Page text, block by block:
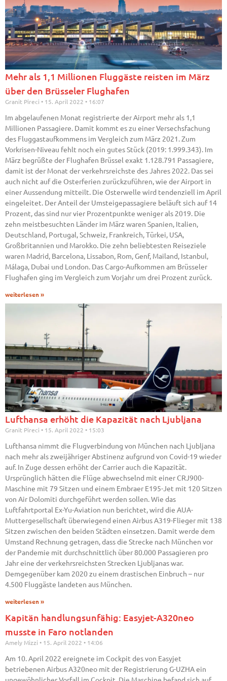
Mehr als 1,1 Millionen Fluggäste reisten im März
über den Brüsseler Flughafen
Granit Pireci 15. April 2022 16:07
Im abgelaufenen Monat registrierte der Airport mehr als 1,1
Millionen Passagiere. Damit kommt es zu einer Versechsfachung
des Fluggastaufkommens im Vergleich zum März 2021. Zum
Vorkrisen-Niveau fehlt noch ein gutes Stück (2019: 1.999.343). Im
März begrüßte der Flughafen Brüssel exakt 1.128.791 Passagiere,
damit ist der Monat der verkehrsreichste des Jahres 2022. Das sei
auch nicht auf die Osterferien zurückzuführen, wie der Airport in
einer Aussendung mitteilt. Die Osterwelle wird tendenziell im April
eingeleitet. Der Anteil der Umsteigepassagiere beläuft sich auf 14
Prozent, das sind nur vier Prozentpunkte weniger als 2019. Die
zehn meistbesuchten Länder im März waren Spanien, Italien,
Deutschland, Portugal, Schweiz, Frankreich, Türkei, USA,
Großbritannien und Marokko. Die zehn beliebtesten Reiseziele
waren Madrid, Barcelona, Lissabon, Rom, Genf, Mailand, Istanbul,
Málaga, Dubai und London. Das Cargo-Aufkommen am Brüsseler
Flughafen ging im Vergleich zum Vorjahr um drei Prozent zurück.
weiterlesen »
Lufthansa erhöht die Kapazität nach Ljubljana
Granit Pireci 15. April 2022 15:03
Lufthansa nimmt die Flugverbindung von München nach Ljubljana
nach mehr als zweijähriger Abstinenz aufgrund von Covid-19 wieder
auf. In Zuge dessen erhöht der Carrier auch die Kapazität.
Ursprünglich hätten die Flüge abwechselnd mit einer CRJ900-
Maschine mit 79 Sitzen und einem Embraer E195-Jet mit 120 Sitzen
von Air Dolomiti durchgeführt werden sollen. Wie das
Luftfahrtportal Ex-Yu-Aviation nun berichtet, wird die AUA-
Muttergesellschaft überwiegend einen Airbus A319-Flieger mit 138
Sitzen zwischen den beiden Städten einsetzen. Damit werde dem
Umstand Rechnung getragen, dass die Strecke nach München vor
der Pandemie mit durchschnittlich über 80.000 Passagieren pro
Jahr eine der verkehrsreichsten Strecken Ljubljanas war.
Demgegenüber kam 2020 zu einem drastischen Einbruch – nur
4.500 Fluggäste landeten aus München.
weiterlesen »
Kapitän handlungsunfähig: Easyjet-A320neo
musste in Faro notlanden
Amely Mizzi 15. April 2022 14:06
Am 10. April 2022 ereignete im Cockpit des von Easyjet
betriebenen Airbus A320neo mit der Registrierung G-UZHA ein